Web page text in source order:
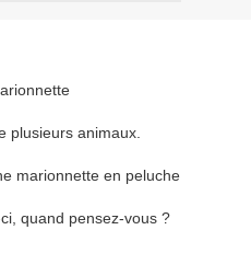
plusieurs animaux.
marionnette en peluche
quand pensez-vous ?